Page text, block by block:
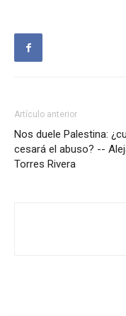
Artículo anterior
Nos duele Palestina:
cesará el abuso? --
Torres Rivera